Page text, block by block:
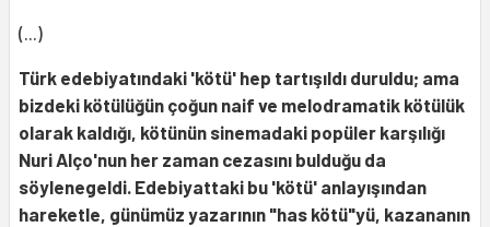
(...)
Türk edebiyatındaki 'kötü' hep tartışıldı duruldu; ama
bizdeki kötülüğün çoğun naif ve melodramatik kötülük
olarak kaldığı, kötünün sinemadaki popüler karşılığı
Nuri Alço'nun her zaman cezasını bulduğu da
söylenegeldi. Edebiyattaki bu 'kötü' anlayışından
hareketle, günümüz yazarının "has kötü"yü, kazananın